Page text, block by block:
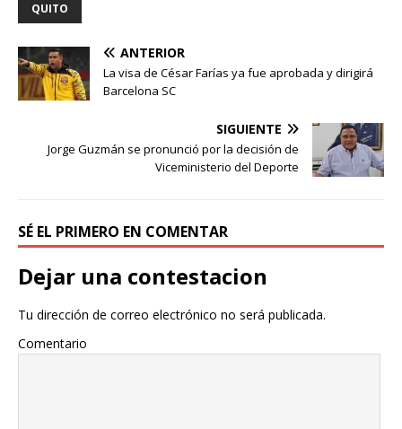
QUITO
ANTERIOR
La visa de César Farías ya fue aprobada y dirigirá
Barcelona SC
SIGUIENTE
Jorge Guzmán se pronunció por la decisión de
Viceministerio del Deporte
SÉ EL PRIMERO EN COMENTAR
Dejar una contestacion
Tu dirección de correo electrónico no será publicada.
Comentario